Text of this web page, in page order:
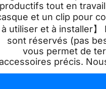
productifs tout en
et un clip pour
à utiliser et à installer
sont réservés (pas
vous permet de
précis.